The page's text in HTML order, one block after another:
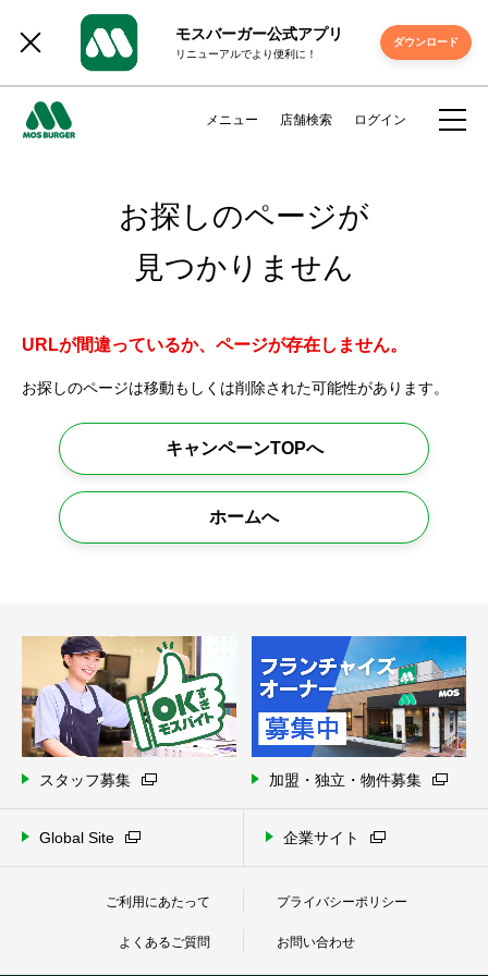
モスバーガー公式アプリ
リニューアルでより便利に！
ダウンロード
メニュー 店舗検索 ログイン
お探しのページが
見つかりません
URLが間違っているか、ページが存在しません。
お探しのページは移動もしくは削除された可能性があります。
キャンペーンTOPへ
ホームへ
スタッフ募集 加盟・独立・物件募集
Global Site 企業サイト
ご利用にあたって プライバシーポリシー
よくあるご質問 お問い合わせ